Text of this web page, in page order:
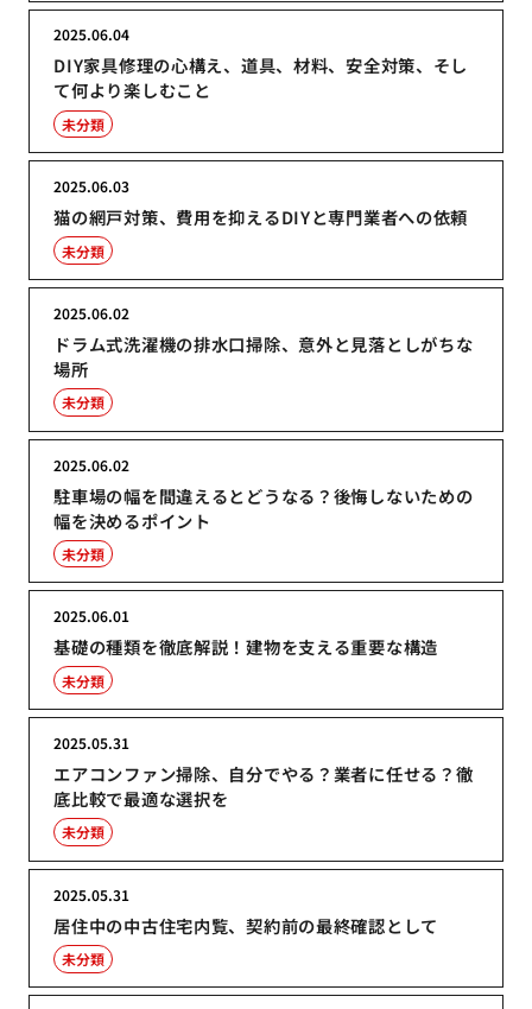
DIY家具修理の心構え、道具、材料、安全対策、そし
て何より楽しむこと
2025.06.04
未分類
猫の網戸対策、費用を抑えるDIYと専門業者への依頼
2025.06.03
未分類
ドラム式洗濯機の排水口掃除、意外と見落としがちな
場所
2025.06.02
未分類
駐車場の幅を間違えるとどうなる？後悔しないための
幅を決めるポイント
2025.06.02
未分類
基礎の種類を徹底解説！建物を支える重要な構造
2025.06.01
未分類
エアコンファン掃除、自分でやる？業者に任せる？徹
底比較で最適な選択を
2025.05.31
未分類
居住中の中古住宅内覧、契約前の最終確認として
2025.05.31
未分類